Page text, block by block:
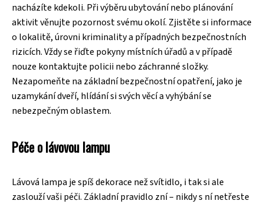
nacházíte kdekoli. Při výběru ubytování nebo plánování
aktivit věnujte pozornost svému okolí. Zjistěte si informace
o lokalitě, úrovni kriminality a případných bezpečnostních
rizicích. Vždy se řiďte pokyny místních úřadů a v případě
nouze kontaktujte policii nebo záchranné složky.
Nezapomeňte na základní bezpečnostní opatření, jako je
uzamykání dveří, hlídání si svých věcí a vyhýbání se
nebezpečným oblastem.
Péče o lávovou lampu
Lávová lampa je spíš dekorace než svítidlo, i tak si ale
zaslouží vaši péči. Základní pravidlo zní – nikdy s ní netřeste